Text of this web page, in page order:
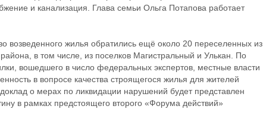
и канализация. Глава семьи Ольга Потапова работает
возведенного жилья обратились ещё около 20 переселенных из
в том числе, из поселков Магистральный и Улькан. По
вошедшего в число федеральных экспертов, местные власти
в вопросе качества строящегося жилья для жителей
о мерах по ликвидации нарушений будет представлен
в рамках предстоящего второго «Форума действий»